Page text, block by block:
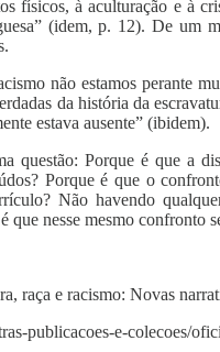
físicos, à aculturação e à
(idem, p. 12). De um
não estamos perante
da história da
estava ausente” (ibidem).
questão: Porque é que a
Porque é que o
Não havendo
que nesse mesmo
raça e racismo: Novas
publicacoes-e-colecoes/